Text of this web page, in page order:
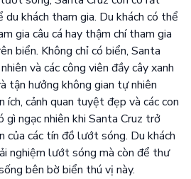
khách tham gia. Du khách có thể
gia câu cá hay thậm chí tham gia
biển. Không chỉ có biển, Santa
và các công viên đầy cây xanh
tận hưởng không gian tự nhiên
cảnh quan tuyệt đẹp và các con
gì ngạc nhiên khi Santa Cruz trở
của các tín đồ lướt sóng. Du khách
nghiệm lướt sóng mà còn để thư
bên bờ biển thú vị này.